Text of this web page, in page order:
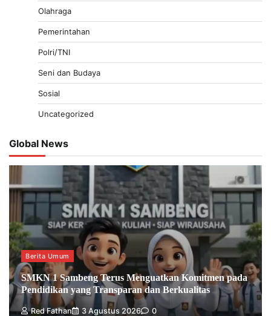
Olahraga
Pemerintahan
Polri/TNI
Seni dan Budaya
Sosial
Uncategorized
Global News
Berita Umum
SMKN 1 Sambeng Terus Menguatkan Komitmen pada
Pendidikan yang Transparan dan Berkualitas
Red Fathan 3 Agustus 2026 0